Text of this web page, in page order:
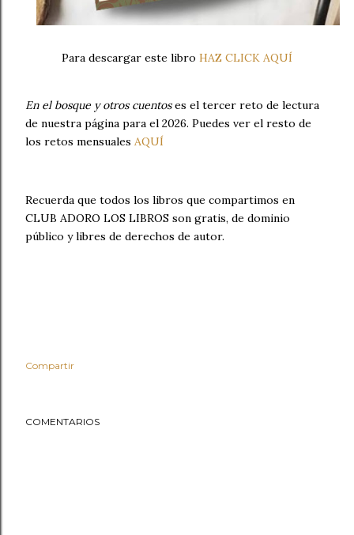
Para descargar este libro HAZ CLICK AQUÍ
En el bosque y otros cuentoses el tercer reto de lectura
de nuestra página para el 2026. Puedes ver el resto de
los retos mensuales AQUÍ
Recuerda que todos los libros que compartimos en
CLUB ADORO LOS LIBROS son gratis, de dominio
público y libres de derechos de autor.
Compartir
COMENTARIOS